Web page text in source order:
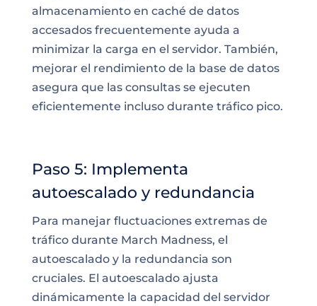
almacenamiento en caché de datos
accesados frecuentemente ayuda a
minimizar la carga en el servidor. También,
mejorar el rendimiento de la base de datos
asegura que las consultas se ejecuten
eficientemente incluso durante tráfico pico.
Paso 5: Implementa
autoescalado y redundancia
Para manejar fluctuaciones extremas de
tráfico durante March Madness, el
autoescalado y la redundancia son
cruciales. El autoescalado ajusta
dinámicamente la capacidad del servidor